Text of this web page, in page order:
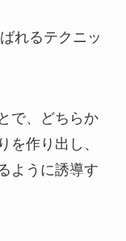
れるテクニッ
で、どちらか
を作り出し、
ように誘導す